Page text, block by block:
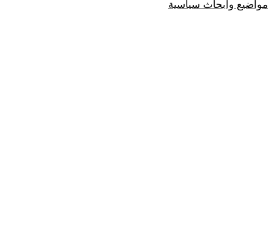
مواضيع وابحاث سياسية